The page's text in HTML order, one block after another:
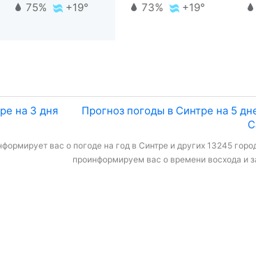
75% +19° 73% +19°
на 3 дня Прогноз погоды в Синтре на 5
вас о погоде на год в Синтре и других 13245
проинформируем вас о времени восхода и